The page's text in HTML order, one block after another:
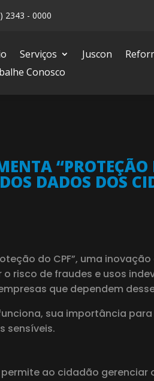
2343 - 0000
Serviços Juscon
Conosco
DADOS DOS
do CPF”, uma
risco de fraudes e usos
que dependem
sua importância
sensíveis.
permite ao cidadão